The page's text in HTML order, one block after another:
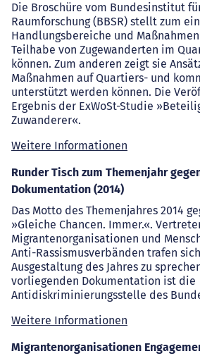
Die Broschüre vom Bundesinstitut
Raumforschung (BBSR) stellt zum
Handlungsbereiche und
Teilhabe von Zugewanderten im
können. Zum anderen zeigt sie
Maßnahmen auf Quartiers- und
unterstützt werden können. Die
Ergebnis der ExWoSt-Studie
Zuwanderer«.
Weitere Informationen
Runder Tisch zum Themenjahr
Dokumentation (2014)
Das Motto des Themenjahres 2014
»Gleiche Chancen. Immer.«.
Migrantenorganisationen und
Anti-Rassismusverbänden trafen
Ausgestaltung des Jahres zu
vorliegenden Dokumentation ist die
Antidiskriminierungsstelle des
Weitere Informationen
Migrantenorganisationen